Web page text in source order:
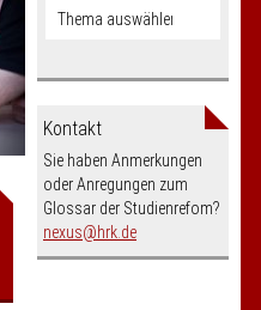
Kontakt
Sie haben Anmerkungen
oder Anregungen zum
Glossar der Studienrefom?
nexus
nospam-
hrk.de